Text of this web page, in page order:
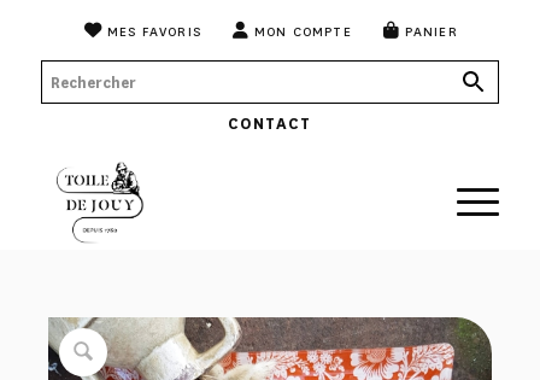
MES FAVORIS MON COMPTE PANIER
CONTACT